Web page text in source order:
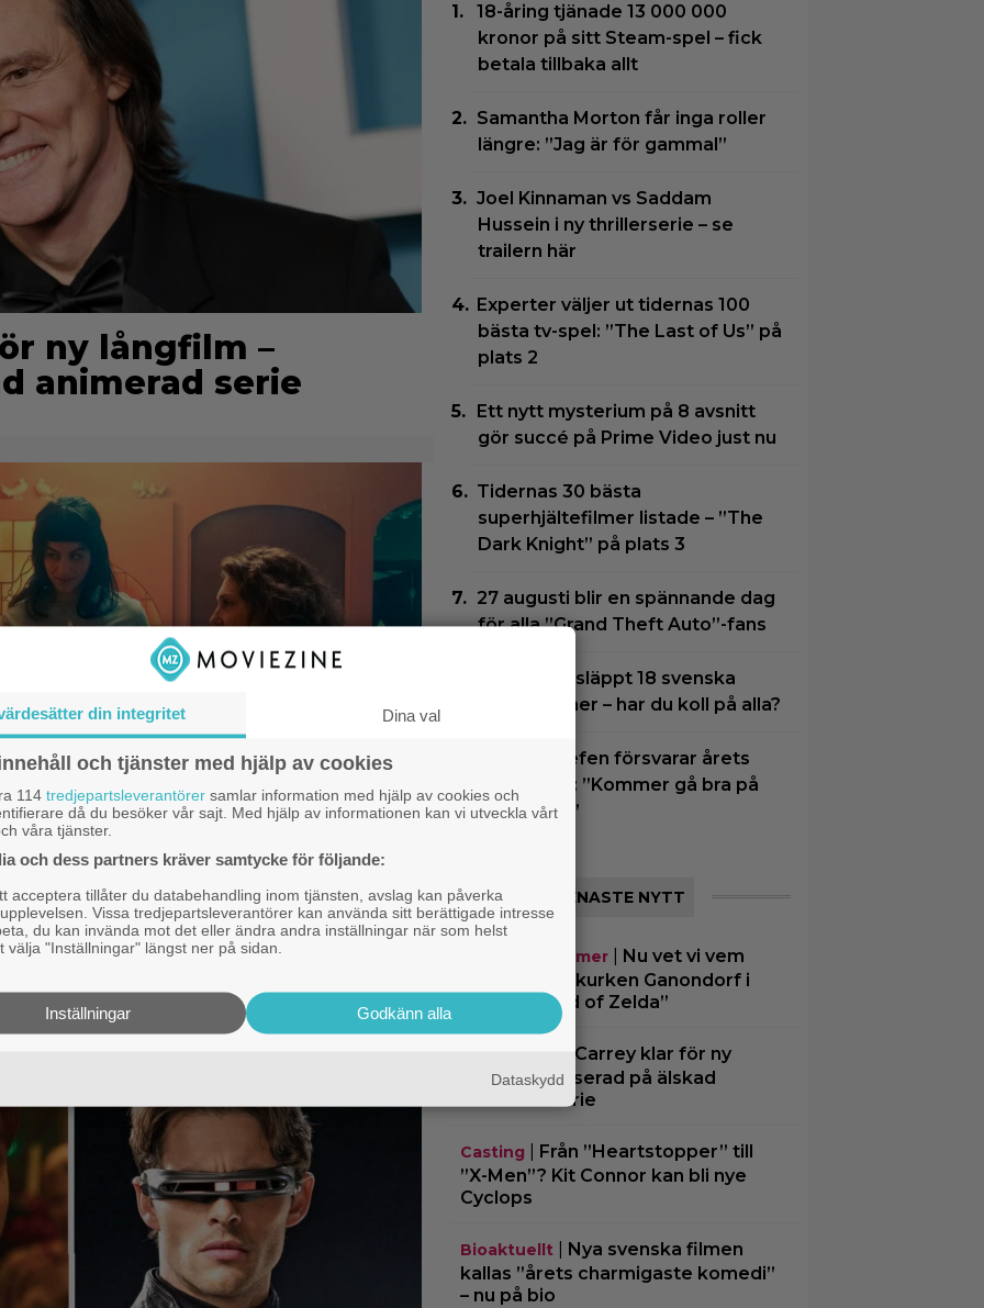
ny långfilm –
animerad serie
kallas ”årets
– nu på bio
18-åring tjänade 13 000 000
kronor på sitt Steam-spel – fick
betala tillbaka allt
Samantha Morton får inga roller
längre: ”Jag är för gammal”
Joel Kinnaman vs Saddam
Hussein i ny thrillerserie – se
trailern här
Experter väljer ut tidernas 100
bästa tv-spel: ”The Last of Us” på
plats 2
Ett nytt mysterium på 8 avsnitt
gör succé på Prime Video just nu
Tidernas 30 bästa
superhjältefilmer listade – ”The
Dark Knight” på plats 3
27 augusti blir en spännande dag
för alla ”Grand Theft Auto”-fans
Netflix har släppt 18 svenska
originalfilmer – har du koll på alla?
Disney-chefen försvarar årets
biofloppar: ”Kommer gå bra på
streaming”
SENASTE NYTT
Kommande filmer| Nu vet vi vem
som spelar skurken Ganondorf i
”The Legend of Zelda”
Jim Carrey klar för ny
långfilm – baserad på älskad
animerad serie
Casting
Från ”Heartstopper” till
”X-Men”? Kit Connor kan bli nye
Cyclops
Bioaktuellt| Nya svenska filmen
kallas ”årets charmigaste komedi”
– nu på bio
din integritet Dina val
och tjänster med hjälp av cookies
114 tredjepartsleverantörer samlar information med hjälp av cookies och
då du besöker vår sajt. Med hjälp av informationen kan vi utveckla vårt
våra tjänster.
och dess partners kräver samtycke för följande:
acceptera tillåter du databehandling inom tjänsten, avslag kan påverka
Vissa tredjepartsleverantörer kan använda sitt berättigade intresse
du kan invända mot det eller ändra andra inställningar när som helst
välja "Inställningar" längst ner på sidan.
Godkänn alla
Inställningar
Dataskydd